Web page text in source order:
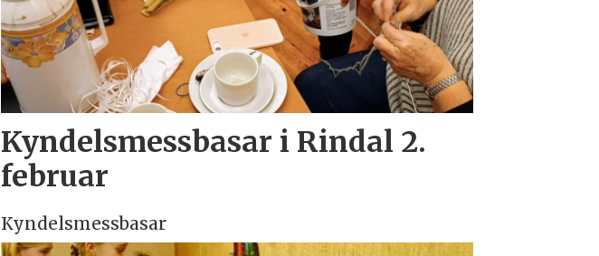
Kyndelsmessbasar i Rindal 2.
februar
Kyndelsmessbasar